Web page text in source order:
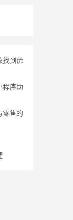
找到优
程序助
零售的